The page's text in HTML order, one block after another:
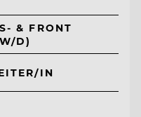
& FRONT
D)
IN